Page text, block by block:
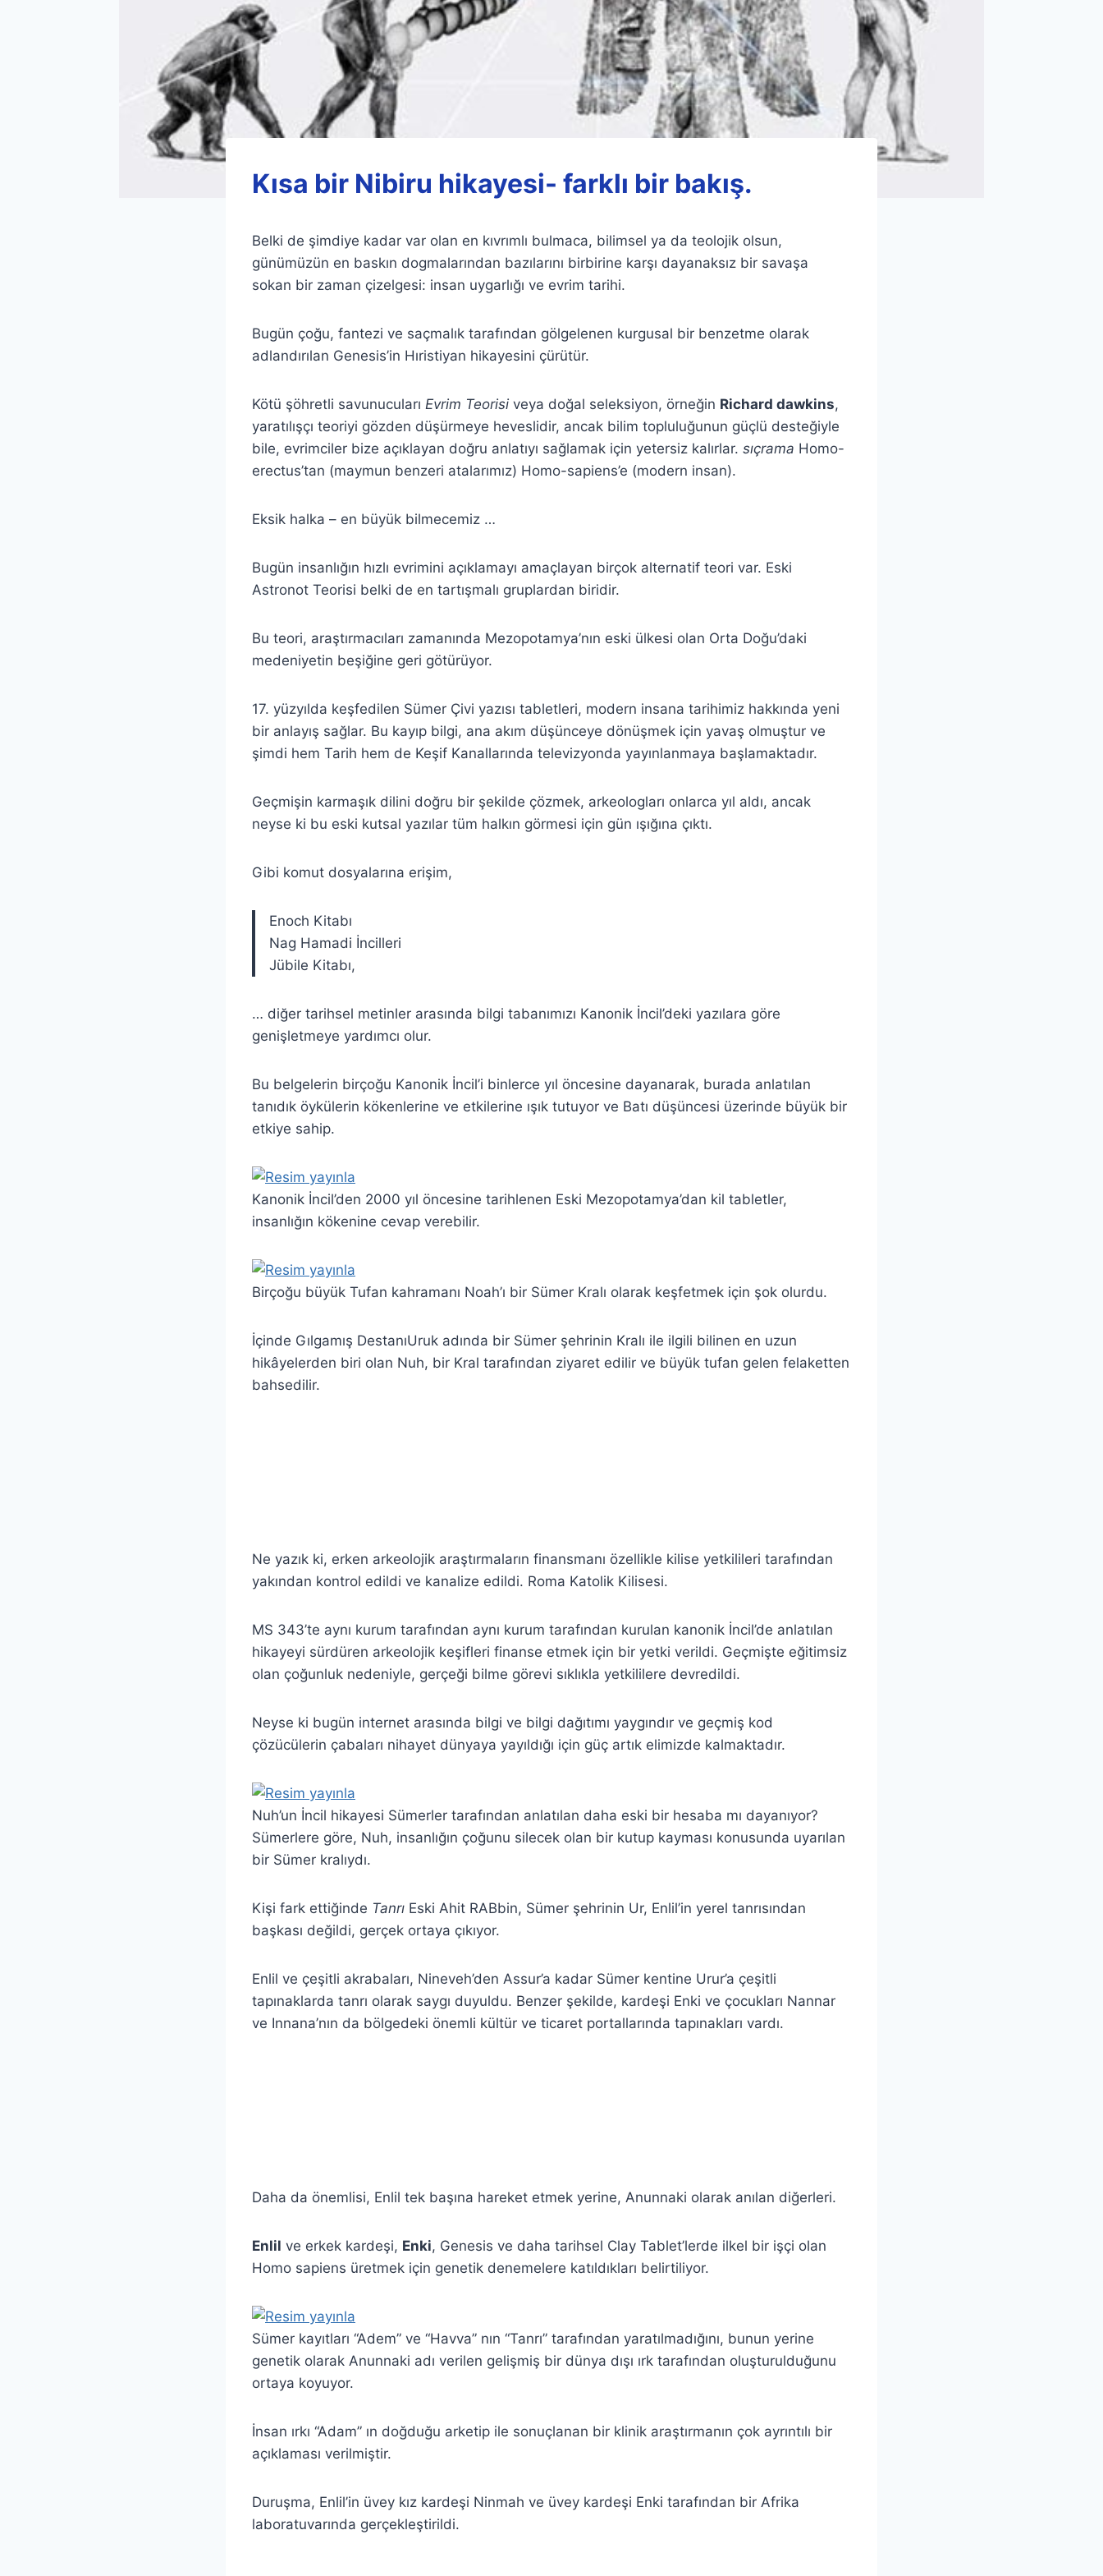
Kısa bir Nibiru hikayesi- farklı bir bakış.
Belki de şimdiye kadar var olan en kıvrımlı bulmaca, bilimsel ya da teolojik olsun,
günümüzün en baskın dogmalarından bazılarını birbirine karşı dayanaksız bir savaşa
sokan bir zaman çizelgesi: insan uygarlığı ve evrim tarihi.
Bugün çoğu, fantezi ve saçmalık tarafından gölgelenen kurgusal bir benzetme olarak
adlandırılan Genesis’in Hıristiyan hikayesini çürütür.
Kötü şöhretli savunucuları Evrim Teorisi veya doğal seleksiyon, örneğin Richard dawkins,
yaratılışçı teoriyi gözden düşürmeye heveslidir, ancak bilim topluluğunun güçlü desteğiyle
bile, evrimciler bize açıklayan doğru anlatıyı sağlamak için yetersiz kalırlar. sıçrama Homo-
erectus’tan (maymun benzeri atalarımız) Homo-sapiens’e (modern insan).
Eksik halka – en büyük bilmecemiz …
Bugün insanlığın hızlı evrimini açıklamayı amaçlayan birçok alternatif teori var. Eski
Astronot Teorisi belki de en tartışmalı gruplardan biridir.
Bu teori, araştırmacıları zamanında Mezopotamya’nın eski ülkesi olan Orta Doğu’daki
medeniyetin beşiğine geri götürüyor.
17. yüzyılda keşfedilen Sümer Çivi yazısı tabletleri, modern insana tarihimiz hakkında yeni
bir anlayış sağlar. Bu kayıp bilgi, ana akım düşünceye dönüşmek için yavaş olmuştur ve
şimdi hem Tarih hem de Keşif Kanallarında televizyonda yayınlanmaya başlamaktadır.
Geçmişin karmaşık dilini doğru bir şekilde çözmek, arkeologları onlarca yıl aldı, ancak
neyse ki bu eski kutsal yazılar tüm halkın görmesi için gün ışığına çıktı.
Gibi komut dosyalarına erişim,
Enoch Kitabı
Nag Hamadi İncilleri
Jübile Kitabı,
… diğer tarihsel metinler arasında bilgi tabanımızı Kanonik İncil’deki yazılara göre
genişletmeye yardımcı olur.
Bu belgelerin birçoğu Kanonik İncil’i binlerce yıl öncesine dayanarak, burada anlatılan
tanıdık öykülerin kökenlerine ve etkilerine ışık tutuyor ve Batı düşüncesi üzerinde büyük bir
etkiye sahip.
Kanonik İncil’den 2000 yıl öncesine tarihlenen Eski Mezopotamya’dan kil tabletler,
insanlığın kökenine cevap verebilir.
Birçoğu büyük Tufan kahramanı Noah’ı bir Sümer Kralı olarak keşfetmek için şok olurdu.
İçinde Gılgamış DestanıUruk adında bir Sümer şehrinin Kralı ile ilgili bilinen en uzun
hikâyelerden biri olan Nuh, bir Kral tarafından ziyaret edilir ve büyük tufan gelen felaketten
bahsedilir.
Ne yazık ki, erken arkeolojik araştırmaların finansmanı özellikle kilise yetkilileri tarafından
yakından kontrol edildi ve kanalize edildi. Roma Katolik Kilisesi.
MS 343’te aynı kurum tarafından aynı kurum tarafından kurulan kanonik İncil’de anlatılan
hikayeyi sürdüren arkeolojik keşifleri finanse etmek için bir yetki verildi. Geçmişte eğitimsiz
olan çoğunluk nedeniyle, gerçeği bilme görevi sıklıkla yetkililere devredildi.
Neyse ki bugün internet arasında bilgi ve bilgi dağıtımı yaygındır ve geçmiş kod
çözücülerin çabaları nihayet dünyaya yayıldığı için güç artık elimizde kalmaktadır.
Nuh’un İncil hikayesi Sümerler tarafından anlatılan daha eski bir hesaba mı dayanıyor?
Sümerlere göre, Nuh, insanlığın çoğunu silecek olan bir kutup kayması konusunda uyarılan
bir Sümer kralıydı.
Kişi fark ettiğinde Tanrı Eski Ahit RABbin, Sümer şehrinin Ur, Enlil’in yerel tanrısından
başkası değildi, gerçek ortaya çıkıyor.
Enlil ve çeşitli akrabaları, Nineveh’den Assur’a kadar Sümer kentine Urur’a çeşitli
tapınaklarda tanrı olarak saygı duyuldu. Benzer şekilde, kardeşi Enki ve çocukları Nannar
ve Innana’nın da bölgedeki önemli kültür ve ticaret portallarında tapınakları vardı.
Daha da önemlisi, Enlil tek başına hareket etmek yerine, Anunnaki olarak anılan diğerleri.
Enlil ve erkek kardeşi, Enki, Genesis ve daha tarihsel Clay Tablet’lerde ilkel bir işçi olan
Homo sapiens üretmek için genetik denemelere katıldıkları belirtiliyor.
Sümer kayıtları “Adem” ve “Havva” nın “Tanrı” tarafından yaratılmadığını, bunun yerine
genetik olarak Anunnaki adı verilen gelişmiş bir dünya dışı ırk tarafından oluşturulduğunu
ortaya koyuyor.
İnsan ırkı “Adam” ın doğduğu arketip ile sonuçlanan bir klinik araştırmanın çok ayrıntılı bir
açıklaması verilmiştir.
Duruşma, Enlil’in üvey kız kardeşi Ninmah ve üvey kardeşi Enki tarafından bir Afrika
laboratuvarında gerçekleştirildi.